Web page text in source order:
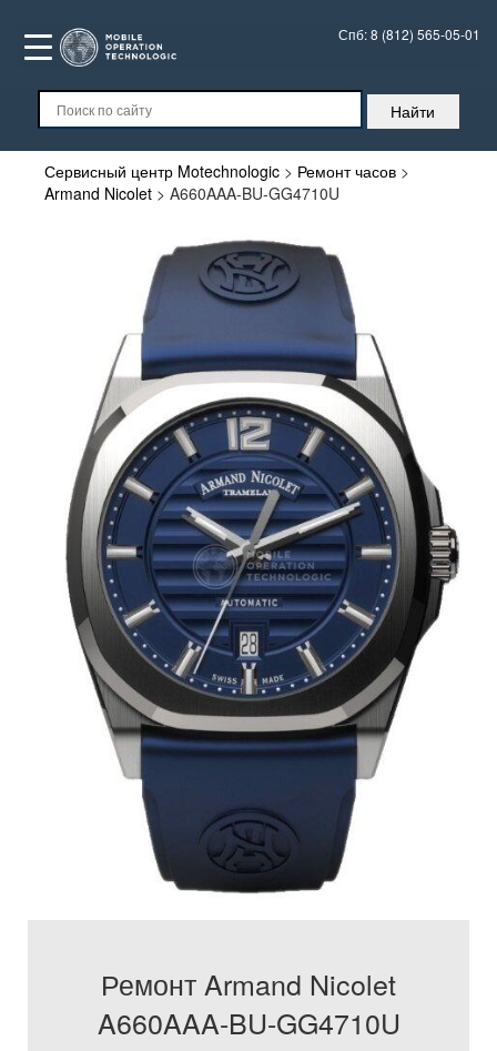
Спб:8 (812) 565-05-01
Сервисный центр Motechnologic > Ремонт часов >
Armand Nicolet > A660AAA-BU-GG4710U
Ремонт Armand Nicolet
A660AAA-BU-GG4710U